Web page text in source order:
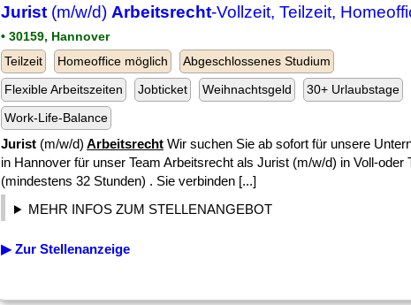
Jurist (m/w/d) Arbeitsrecht-Vollzeit, Teilzeit,
• 30159, Hannover
Teilzeit
Homeoffice möglich
Abgeschlossenes Studium
Flexible Arbeitszeiten
Jobticket Weihnachtsgeld 30+ Urlaubstage
Work-Life-Balance
Jurist (m/w/d) Arbeitsrecht Wir suchen Sie ab sofort für unsere
in Hannover für unser Team Arbeitsrecht als Jurist (m/w/d) in Voll-oder
(mindestens 32 Stunden) . Sie verbinden [...]
MEHR INFOS ZUM STELLENANGEBOT
▶ Zur Stellenanzeige